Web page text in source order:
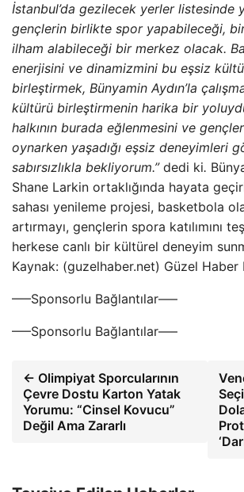
İstanbul’da gezilecek yerler listesinde
gençlerin birlikte spor yapabileceği,
ilham alabileceği bir merkez olacak.
enerjisini ve dinamizmini bu eşsiz
birleştirmek, Bünyamin Aydın’la
kültürü birleştirmenin harika bir
halkının burada eğlenmesini ve
oynarken yaşadığı eşsiz deneyimleri
sabırsızlıkla bekliyorum.” dedi ki.
Shane Larkin ortaklığında hayata
sahası yenileme projesi, basketbola
artırmayı, gençlerin spora katılımını
herkese canlı bir kültürel deneyim
Kaynak: (guzelhaber.net) Güzel Haber
—–Sponsorlu Bağlantılar—–
—–Sponsorlu Bağlantılar—–
← Olimpiyat Sporcularının
Çevre Dostu Karton Yatak
Yorumu: “Cinsel Kovucu”
Değil Ama Zararlı